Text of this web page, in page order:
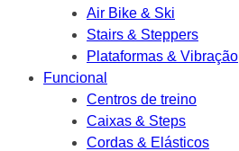
Air Bike & Ski
Stairs & Steppers
Plataformas & Vibração
Funcional
Centros de treino
Caixas & Steps
Cordas & Elásticos